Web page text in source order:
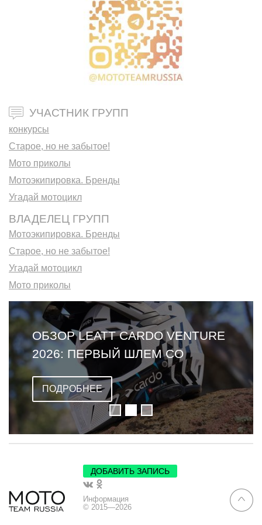
УЧАСТНИК ГРУПП
конкурсы
Старое, но не забытое!
Мото приколы
Мотоэкипировка. Бренды
Угадай мотоцикл
ВЛАДЕЛЕЦ ГРУПП
Мотоэкипировка. Бренды
Старое, но не забытое!
Угадай мотоцикл
Мото приколы
ОБЗОР LEATT CARDO VENTURE
2026: ПЕРВЫЙ ШЛЕМ СО
ВСТРОЕННОЙ ГАРНИТУРОЙ
ПОДРОБНЕЕ
ДОБАВИТЬ ЗАПИСЬ
Информация
© 2015—2026